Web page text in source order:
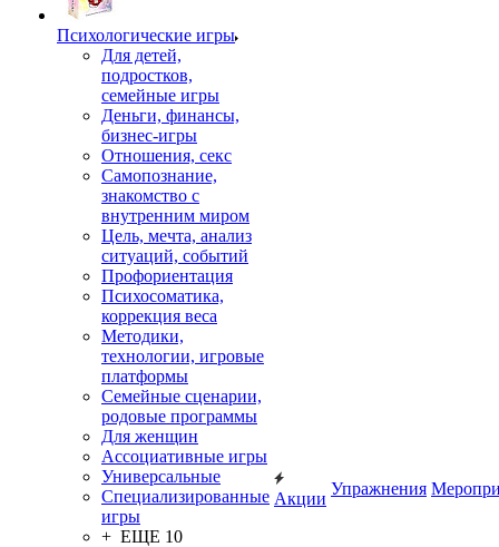
Психологические игры
Для детей,
подростков,
семейные игры
Деньги, финансы,
бизнес-игры
Отношения, секс
Самопознание,
знакомство с
внутренним миром
Цель, мечта, анализ
ситуаций, событий
Профориентация
Психосоматика,
коррекция веса
Методики,
технологии, игровые
платформы
Семейные сценарии,
родовые программы
Для женщин
Ассоциативные игры
Универсальные
Специализированные
игры
+ ЕЩЕ 10
Акции
Упражнения